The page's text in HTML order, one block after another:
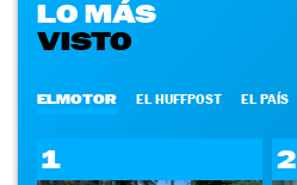
LO MÁS
VISTO
ELMOTOR EL HUFFPOST EL PAÍS
1 2